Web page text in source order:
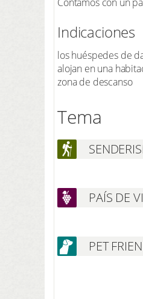
Indicaciones
los huéspedes de
alojan en una
zona de descanso
Tema
PAÍS DE
PET